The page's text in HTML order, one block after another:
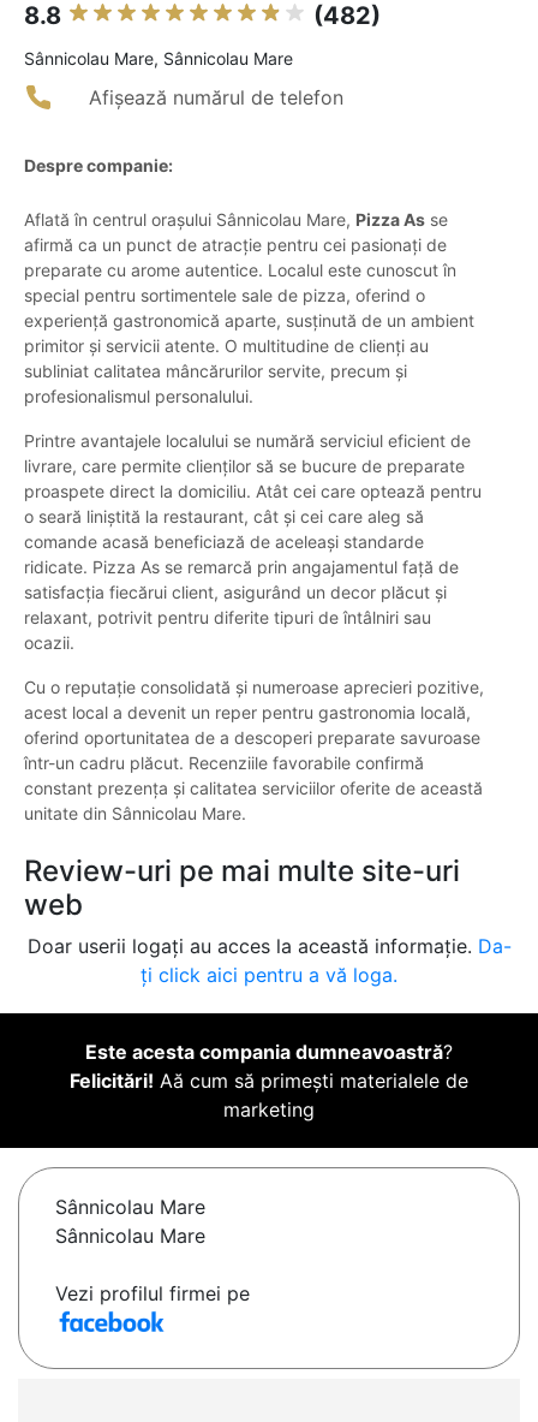
8.8 (482)
Sânnicolau Mare, Sânnicolau Mare
Afișează numărul de telefon
Despre companie:
Aflată în centrul orașului Sânnicolau Mare, Pizza As se
afirmă ca un punct de atracție pentru cei pasionați de
preparate cu arome autentice. Localul este cunoscut în
special pentru sortimentele sale de pizza, oferind o
experiență gastronomică aparte, susținută de un ambient
primitor și servicii atente. O multitudine de clienți au
subliniat calitatea mâncărurilor servite, precum și
profesionalismul personalului.
Printre avantajele localului se numără serviciul eficient de
livrare, care permite clienților să se bucure de preparate
proaspete direct la domiciliu. Atât cei care optează pentru
o seară liniștită la restaurant, cât și cei care aleg să
comande acasă beneficiază de aceleași standarde
ridicate. Pizza As se remarcă prin angajamentul față de
satisfacția fiecărui client, asigurând un decor plăcut și
relaxant, potrivit pentru diferite tipuri de întâlniri sau
ocazii.
Cu o reputație consolidată și numeroase aprecieri pozitive,
acest local a devenit un reper pentru gastronomia locală,
oferind oportunitatea de a descoperi preparate savuroase
într-un cadru plăcut. Recenziile favorabile confirmă
constant prezența și calitatea serviciilor oferite de această
unitate din Sânnicolau Mare.
Review-uri pe mai multe site-uri
web
Doar userii logați au acces la această informație. Da-
ți click aici pentru a vă loga.
Este acesta compania dumneavoastră?
Felicitări! Aă cum să primești materialele de
marketing
Sânnicolau Mare
Sânnicolau Mare
Vezi profilul firmei pe